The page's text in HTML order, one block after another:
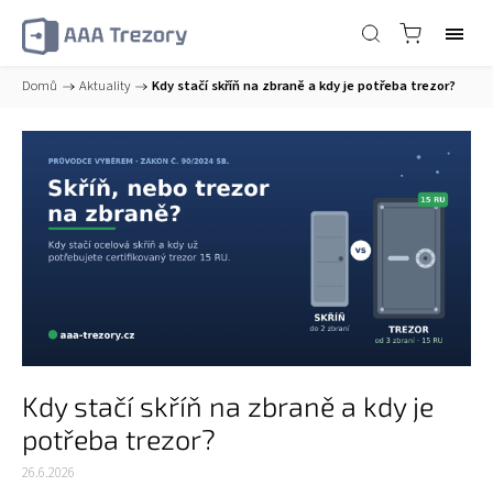
Domů / Aktuality / Kdy stačí skříň na zbraně a kdy je potřeba trezor?
Kdy stačí skříň na zbraně a kdy je
potřeba trezor?
26.6.2026